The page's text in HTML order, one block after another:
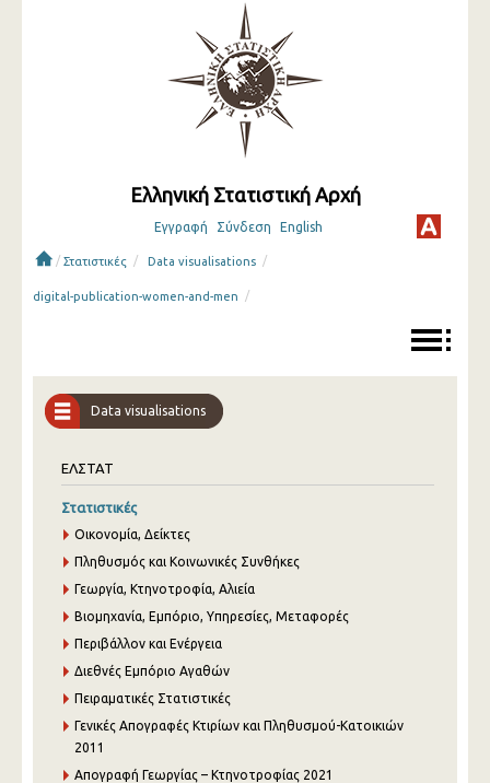
Ελληνική Στατιστική Αρχή
Εγγραφή Σύνδεση English
/ Στατιστικές / Data visualisations /
digital-publication-women-and-men /
Data visualisations
ΕΛΣΤΑΤ
Στατιστικές
Οικονομία, Δείκτες
Πληθυσμός και Κοινωνικές Συνθήκες
Γεωργία, Κτηνοτροφία, Αλιεία
Βιομηχανία, Εμπόριο, Υπηρεσίες, Μεταφορές
Περιβάλλον και Ενέργεια
Διεθνές Εμπόριο Αγαθών
Πειραματικές Στατιστικές
Γενικές Απογραφές Κτιρίων και Πληθυσμού-Κατοικιών
2011
Απογραφή Γεωργίας – Κτηνοτροφίας 2021